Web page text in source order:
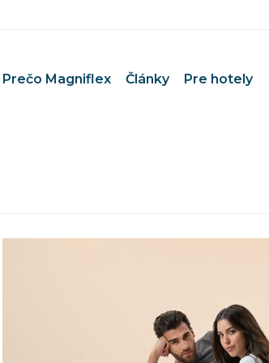
Matrace pri artróze a
Čistenie poťahov Magniflex
Prečo Magniflex Články Pre hotely